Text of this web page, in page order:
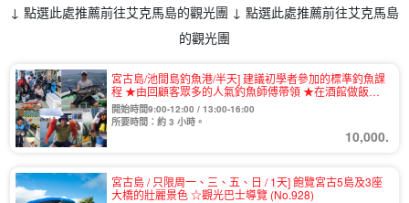
↓ 點選此處推薦前往艾克馬島的觀光團 ↓ 點選此處推薦前往艾克馬島
的觀光團
宮古島/池間島釣魚港/半天] 建議初學者參加的標準釣魚課
程 ★由回顧客眾多的人氣釣魚師傅帶領 ★在酒館做飯也
可以！
開始時間9:00-12:00 / 13:00-16:00
所要時間：約 3 小時。
10,000.
宮古島 / 只限周一、三、五、日 / 1天] 飽覽宮古5島及3座
大橋的壯麗景色 ☆觀光巴士導覽 (No.928)